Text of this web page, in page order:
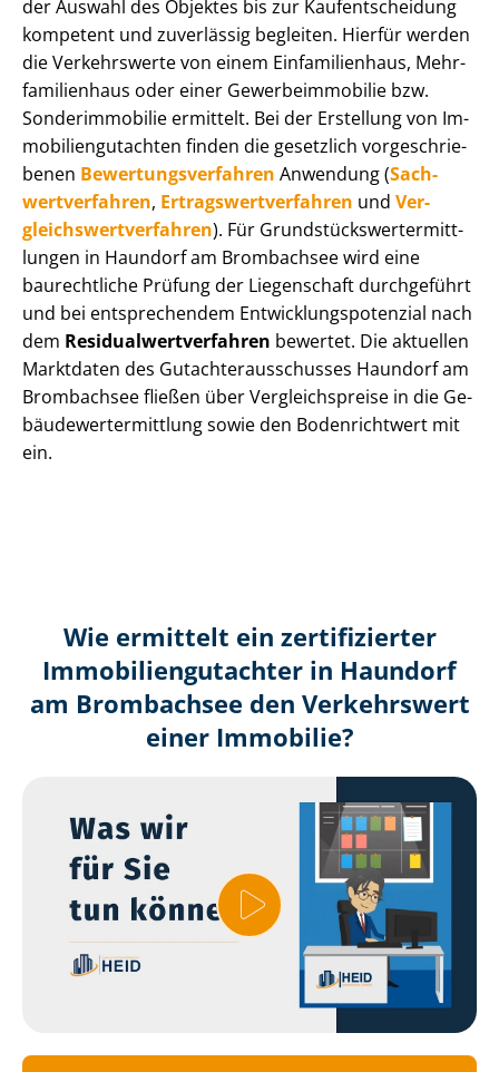
der Auswahl des Objektes bis zur Kauf­ent­schei­dung
kompetent und zuverlässig begleiten. Hierfür werden
die Verkehrswerte von einem Einfamilienhaus, Mehr­
fa­mi­li­en­haus oder einer Ge­wer­be­im­mo­bi­lie bzw.
Sonderimmobilie ermittelt. Bei der Erstellung von Im­
mo­bi­li­en­gut­ach­ten finden die gesetzlich vor­ge­schrie­
be­nen Be­wer­tungs­ver­fah­ren Anwendung (Sach­
wert­ver­fah­ren, Er­trags­wert­ver­fah­ren und Ver­
gleichs­wert­ver­fah­ren). Für Grund­stücks­wert­ermitt­
lun­gen in Haundorf am Brombachsee wird eine
baurechtliche Prüfung der Liegenschaft durchgeführt
und bei entsprechendem Ent­wick­lungs­po­ten­zi­al nach
dem Re­si­du­al­wert­ver­fah­ren bewertet. Die aktuellen
Marktdaten des Gut­ach­ter­aus­schus­ses Haundorf am
Brombachsee fließen über Ver­gleichs­prei­se in die Ge­
bäu­de­wert­ermitt­lung sowie den Bodenrichtwert mit
ein.
Wie ermittelt ein zertifizierter
Immobilien­gutachter in Haundorf
am Brombachsee den Verkehrswert
einer Immobilie?